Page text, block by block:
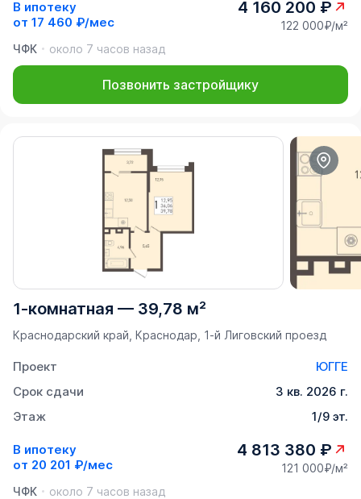
В ипотеку
от 17 460 ₽/мес
4 160 200 ₽
122 000₽/м²
ЧФК
около 7 часов назад
Позвонить застройщику
1-комнатная — 39,78 м²
Краснодарский край, Краснодар, 1-й Лиговский проезд
Проект
ЮГГЕ
Срок сдачи
3 кв. 2026 г.
Этаж
1/9 эт.
В ипотеку
от 20 201 ₽/мес
4 813 380 ₽
121 000₽/м²
ЧФК
около 7 часов назад